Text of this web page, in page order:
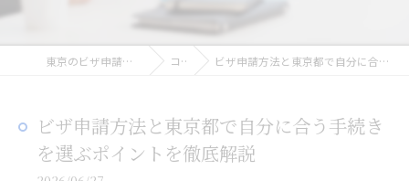
東京のビザ申請なら敬愛行政書士法人 コラム ビザ申請方法と東京都で自分に合う手続きを選ぶポイントを徹底解説
ビザ申請方法と東京都で自分に合う手続き
を選ぶポイントを徹底解説